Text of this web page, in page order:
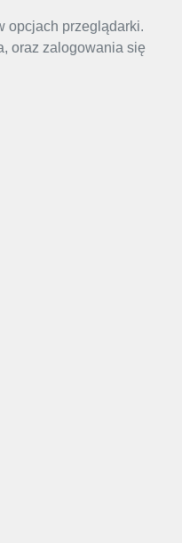
opcjach przeglądarki.
oraz zalogowania się